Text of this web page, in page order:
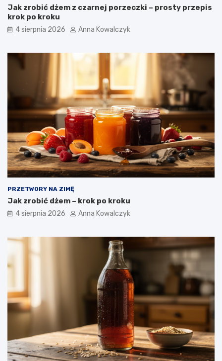
Jak zrobić dżem z czarnej porzeczki – prosty przepis
krok po kroku
4 sierpnia 2026 Anna Kowalczyk
PRZETWORY NA ZIMĘ
Jak zrobić dżem – krok po kroku
4 sierpnia 2026 Anna Kowalczyk